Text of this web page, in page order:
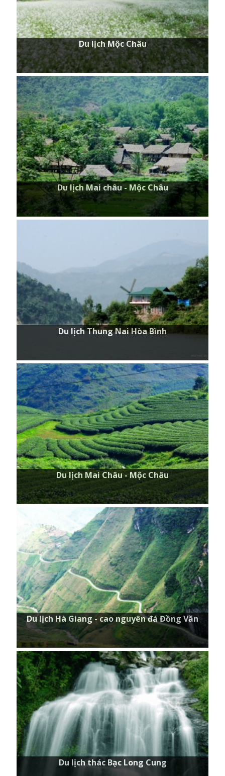
Du lịch Mộc Châu
Du lịch Mai châu - Mộc Châu
Du lịch Mai châu - Mộc Châu
Du lịch Thung Nai Hòa Bình
Du lịch Mai Châu - Mộc Châu
Du lịch Mai Châu - Mộc Châu
Du lịch Hà Giang - cao nguyên đá Đồng Văn
Du lịch Hà Giang - cao nguyên đá Đồng
Văn
Du lịch thác Bạc Long Cung
Du lịch thác Bạc Long Cung